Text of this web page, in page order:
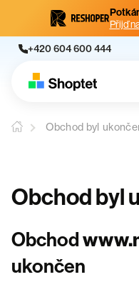
Přijď
+420 604 600 444
Obchod byl
Obchod byl
Obchod
ukončen